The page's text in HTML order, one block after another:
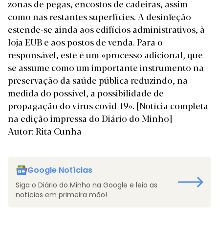
zonas de pegas, encostos de cadeiras, assim
como nas restantes superfícies. A desinfeção
estende-se ainda aos edifícios administrativos, à
loja EUB e aos postos de venda. Para o
responsável, este é um «processo adicional, que
se assume como um importante instrumento na
preservação da saúde pública reduzindo, na
medida do possível, a possibilidade de
propagação do vírus covid-19». [Notícia completa
na edição impressa do Diário do Minho]
Autor: Rita Cunha
Google Notícias
Siga o Diário do Minho na Google e leia as
notícias em primeira mão!